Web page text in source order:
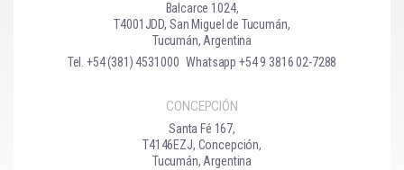
Balcarce 1024,
T4001JDD, San Miguel de Tucumán,
Tucumán, Argentina
Tel. +54 (381) 4531000 Whatsapp +54 9 3816 02-7288
CONCEPCIÓN
Santa Fé 167,
T4146EZJ, Concepción,
Tucumán, Argentina